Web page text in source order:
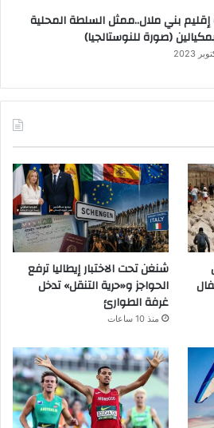
إقليم بني ملال..ممثل السلطة المحلية
(صورة للنوستالجيا)
شنغن تحت الاختبار إيطاليا ترفع
الحواجز و«حرية التنقل» تدخل
غرفة الطوارئ
منذ 10 ساعات